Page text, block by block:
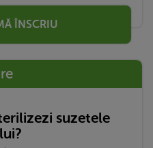
ÎNSCRIU
suzetele